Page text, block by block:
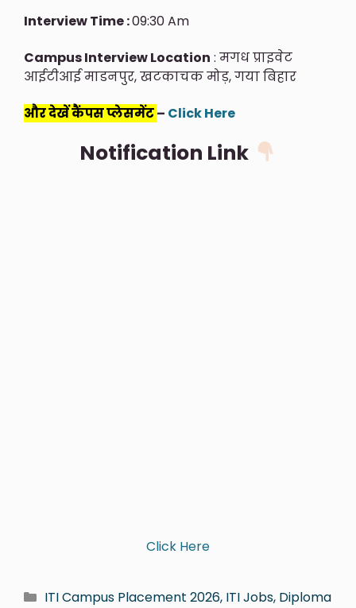
Interview Time :09:30 Am
Campus Interview Location : मगध प्राइवेट
आईटीआई माडनपुर, खटकाचक मोड़, गया बिहार
और देखें कैंपस प्लेसमेंट– Click Here
Notification Link
Click Here
ITI Campus Placement 2026, ITI Jobs, Diploma